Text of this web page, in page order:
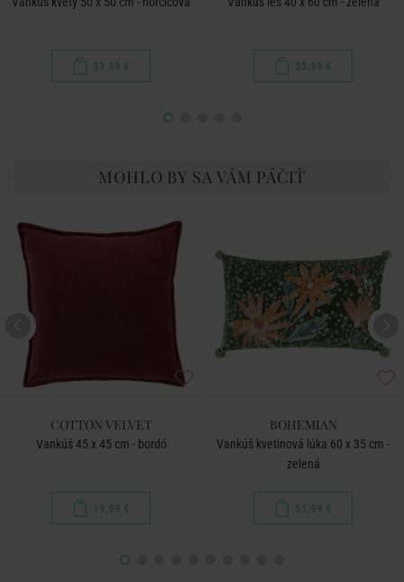
31,99 € 33,99 €
MOHLO BY SA VÁM PÁČIŤ
COTTON VELVET
Vankúš 45 x 45 cm - bordó
19,99 €
BOHEMIAN
Vankúš kvetinová lúka 60 x 35 cm -
zelená
31,99 €